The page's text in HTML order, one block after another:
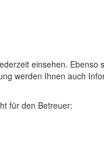
einsehen. Ebenso
werden Ihnen auch
für den Betreuer: